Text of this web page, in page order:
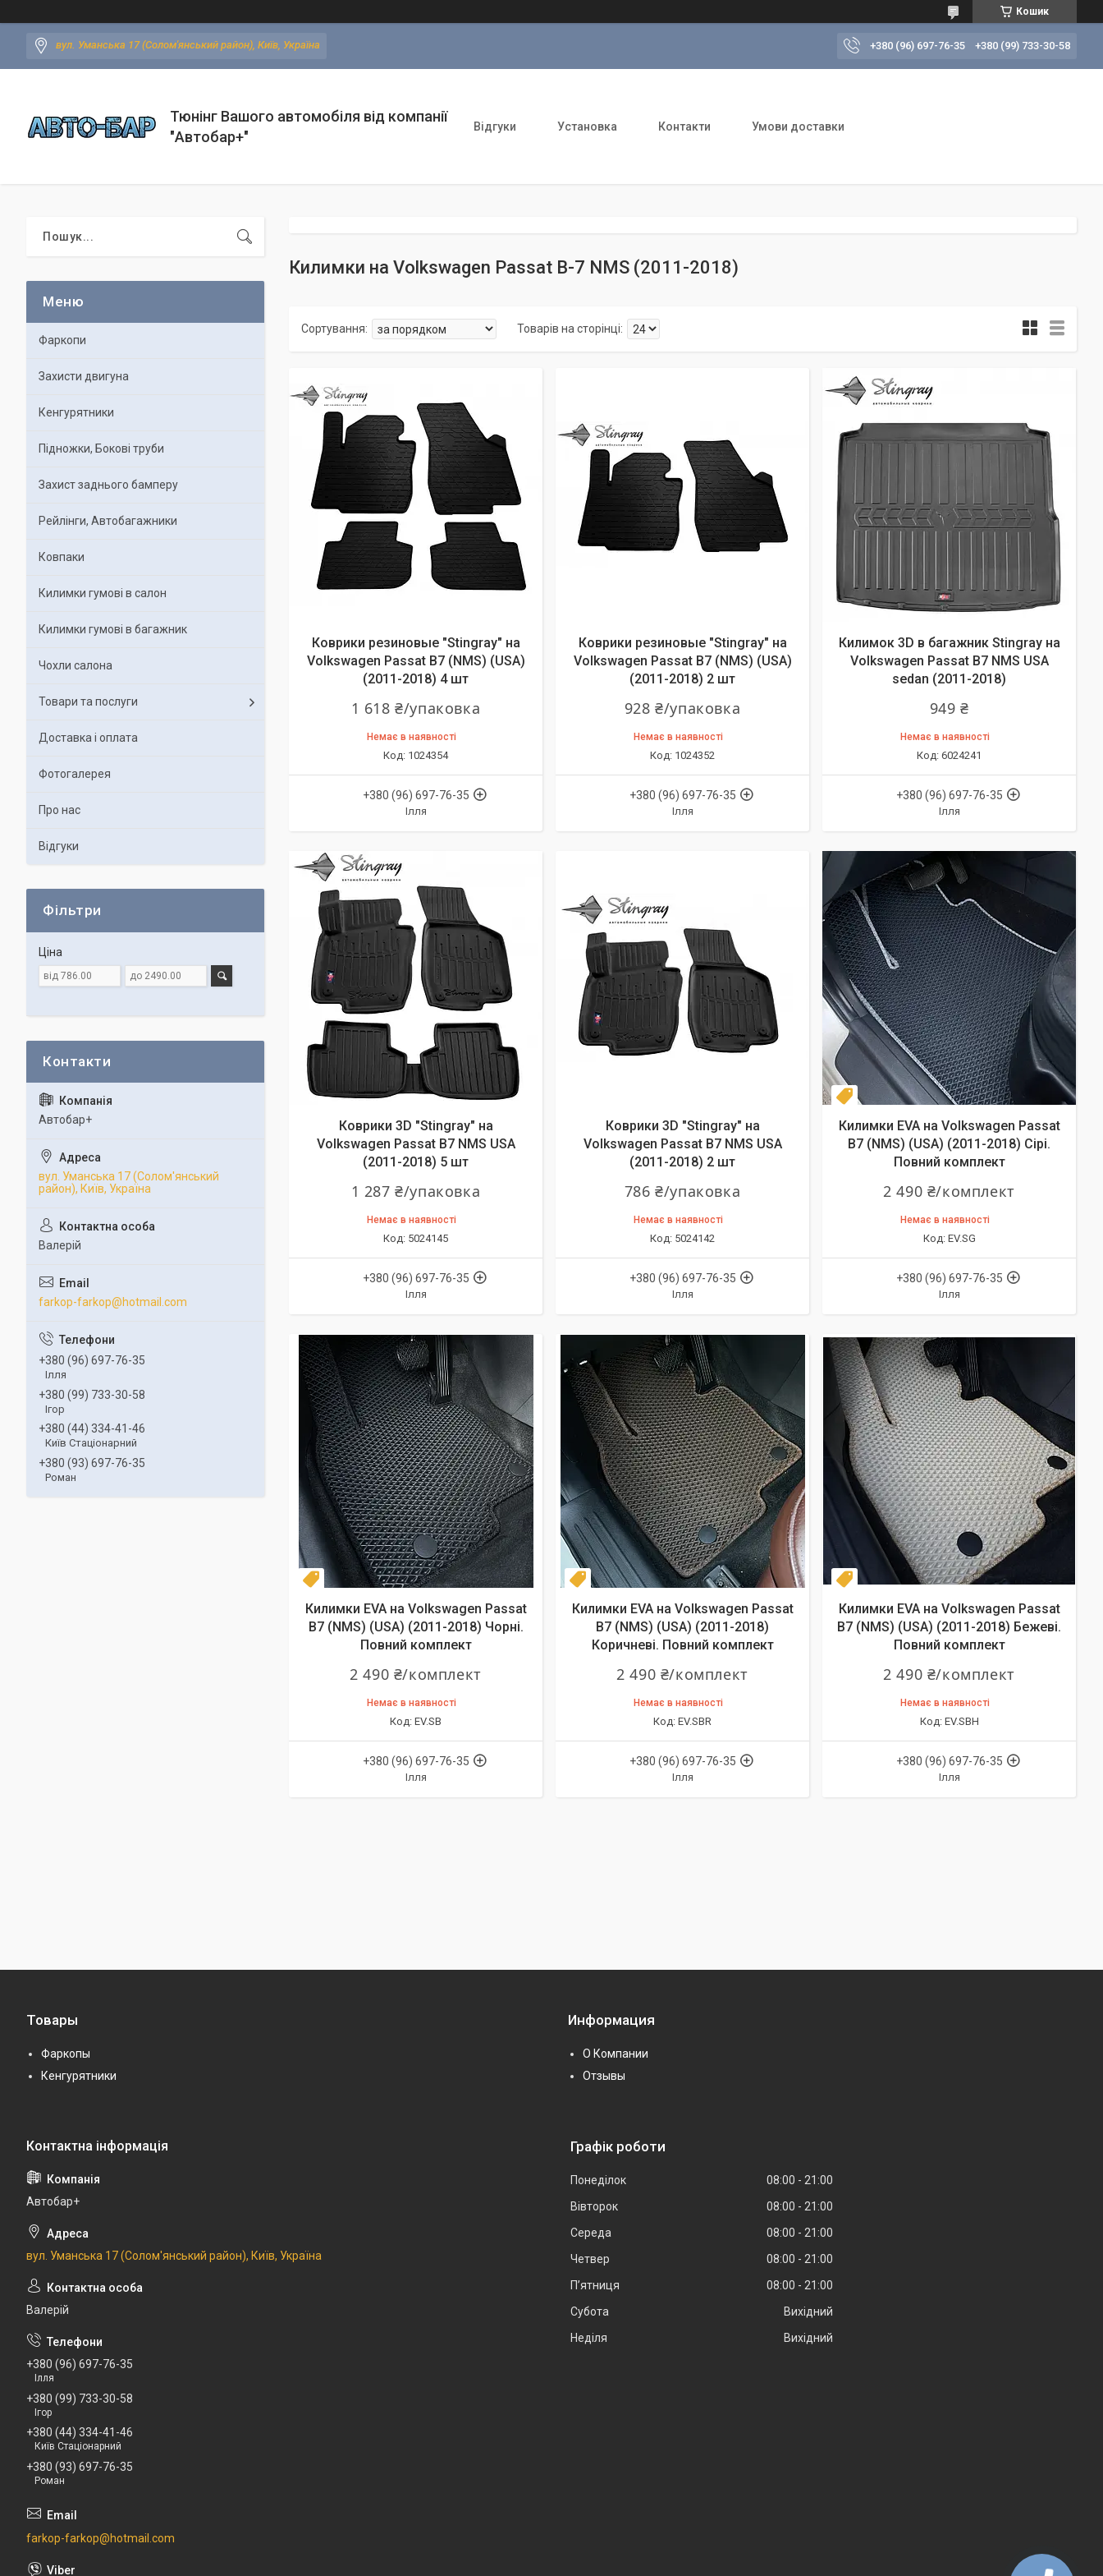
Кошик
вул. Уманська 17 (Солом'янський район), Київ, Україна +380 (96) 697-76-35 +380 (99) 733-30-58
Тюнінг Вашого автомобіля від компанії
"Автобар+"
Відгуки Установка Контакти Умови доставки
Килимки на Volkswagen Passat B-7 NMS (2011-2018)
Коврики резиновые "Stingray" на
Volkswagen Passat B7 (NMS) (USA)
(2011-2018) 4 шт
1 618 ₴/упаковка
Немає в наявності
1024354
+380 (96) 697-76-35
Ілля
Коврики резиновые "Stingray" на
Volkswagen Passat B7 (NMS) (USA)
(2011-2018) 2 шт
928 ₴/упаковка
Немає в наявності
1024352
+380 (96) 697-76-35
Ілля
Килимок 3D в багажник Stingray на
Volkswagen Passat B7 NMS USA
sedan (2011-2018)
949 ₴
Немає в наявності
6024241
+380 (96) 697-76-35
Ілля
Коврики 3D "Stingray" на
Volkswagen Passat B7 NMS USA
(2011-2018) 5 шт
1 287 ₴/упаковка
Немає в наявності
5024145
+380 (96) 697-76-35
Ілля
Коврики 3D "Stingray" на
Volkswagen Passat B7 NMS USA
(2011-2018) 2 шт
786 ₴/упаковка
Немає в наявності
5024142
+380 (96) 697-76-35
Ілля
Комплект
Килимки EVA на Volkswagen Passat
B7 (NMS) (USA) (2011-2018) Сірі.
Повний комплект
2 490 ₴/комплект
Немає в наявності
EV.SG
+380 (96) 697-76-35
Ілля
Комплект
Килимки EVA на Volkswagen Passat
B7 (NMS) (USA) (2011-2018) Чорні.
Повний комплект
2 490 ₴/комплект
Немає в наявності
EV.SB
+380 (96) 697-76-35
Ілля
Комплект
Килимки EVA на Volkswagen Passat
B7 (NMS) (USA) (2011-2018)
Коричневі. Повний комплект
2 490 ₴/комплект
Немає в наявності
EV.SBR
+380 (96) 697-76-35
Ілля
Комплект
Килимки EVA на Volkswagen Passat
B7 (NMS) (USA) (2011-2018) Бежеві.
Повний комплект
2 490 ₴/комплект
Немає в наявності
EV.SBH
+380 (96) 697-76-35
Ілля
Фаркопи
Захисти двигуна
Кенгурятники
Підножки, Бокові труби
Захист заднього бамперу
Рейлінги, Автобагажники
Ковпаки
Килимки гумові в салон
Килимки гумові в багажник
Чохли салона
Товари та послуги
Доставка і оплата
Фотогалерея
Про нас
Відгуки
Фільтри
Ціна
Автобар+
вул. Уманська 17 (Солом'янський
район), Київ, Україна
Валерій
farkop-farkop@hotmail.com
+380 (96) 697-76-35
Ілля
+380 (99) 733-30-58
Ігор
+380 (44) 334-41-46
Київ Стаціонарний
+380 (93) 697-76-35
Роман
Товары
Фаркопы
Кенгурятники
Информация
О Компании
Отзывы
Автобар+
вул. Уманська 17 (Солом'янський район), Київ, Україна
Валерій
+380 (96) 697-76-35
Ілля
+380 (99) 733-30-58
Ігор
+380 (44) 334-41-46
Київ Стаціонарний
+380 (93) 697-76-35
Роман
farkop-farkop@hotmail.com
Графік роботи
Понеділок 08:00
21:00
Вівторок
08:00
21:00
Середа
08:00
21:00
Четвер
08:00
21:00
Пʼятниця
08:00
21:00
Субота
Вихідний
Неділя
Вихідний